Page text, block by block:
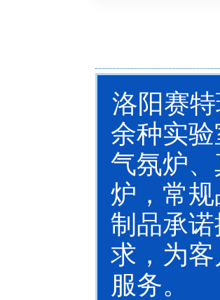
洛阳赛
余种实
气氛炉
炉，常
制品承
求，为
服务。